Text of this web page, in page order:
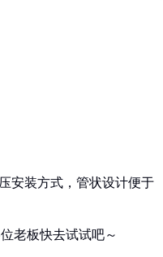
安装方式，管状设计便于
老板快去试试吧～